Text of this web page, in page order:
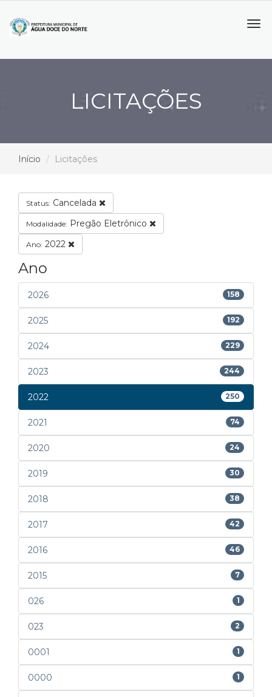
LICITAÇÕES
Início Licitações
Status: Cancelada
Modalidade: Pregão Eletrônico
Ano: 2022
Ano
2026 158
2025 192
2024 229
2023 244
2022 250
2021 74
2020 24
2019 30
2018 38
2017 42
2016 46
2015 7
026 1
023 2
0001 1
0000 1